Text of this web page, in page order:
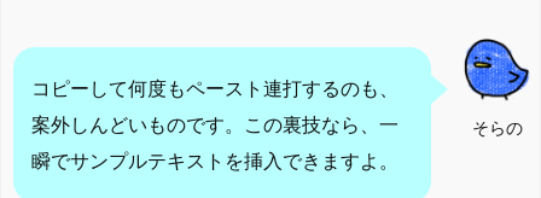
そらの
コピーして何度もペースト連打するのも、
案外しんどいものです。この裏技なら、一
瞬でサンプルテキストを挿入できますよ。